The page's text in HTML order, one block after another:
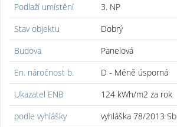
Podlaží umístění
3. NP
Stav objektu
Dobrý
Budova
Panelová
En. náročnost b.
D - Méně úsporná
Ukazatel ENB
124 kWh/m2 za rok
podle vyhlášky
vyhláška 78/2013 Sb